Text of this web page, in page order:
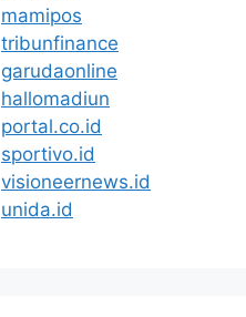
mamipos
tribunfinance
garudaonline
hallomadiun
portal.co.id
sportivo.id
visioneernews.id
unida.id